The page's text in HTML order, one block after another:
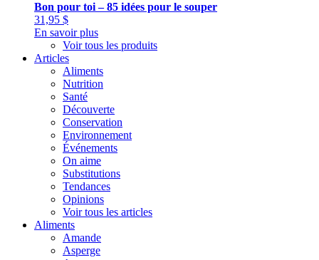
Bon pour toi – 85 idées pour le souper
31,95 $
En savoir plus
Voir tous les produits
Articles
Aliments
Nutrition
Santé
Découverte
Conservation
Environnement
Événements
On aime
Substitutions
Tendances
Opinions
Voir tous les articles
Aliments
Amande
Asperge